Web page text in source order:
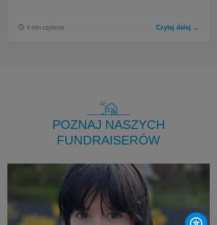
4 min czytania Czytaj dalej →
POZNAJ NASZYCH
FUNDRAISERÓW